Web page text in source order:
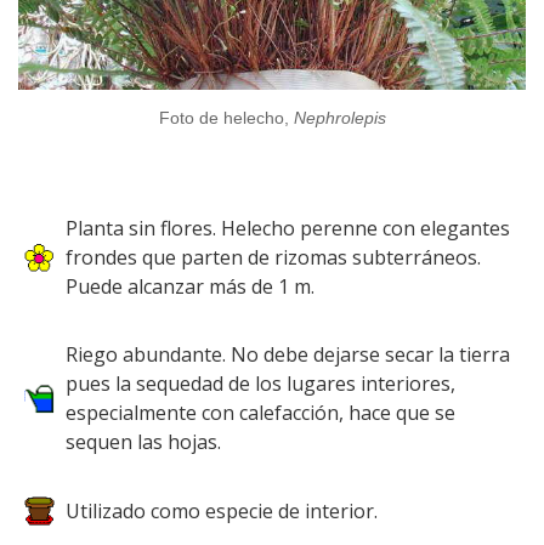
Foto de helecho, Nephrolepis
Planta sin flores. Helecho perenne con elegantes
frondes que parten de rizomas subterráneos.
Puede alcanzar más de 1 m.
Riego abundante. No debe dejarse secar la tierra
pues la sequedad de los lugares interiores,
especialmente con calefacción, hace que se
sequen las hojas.
Utilizado como especie de interior.